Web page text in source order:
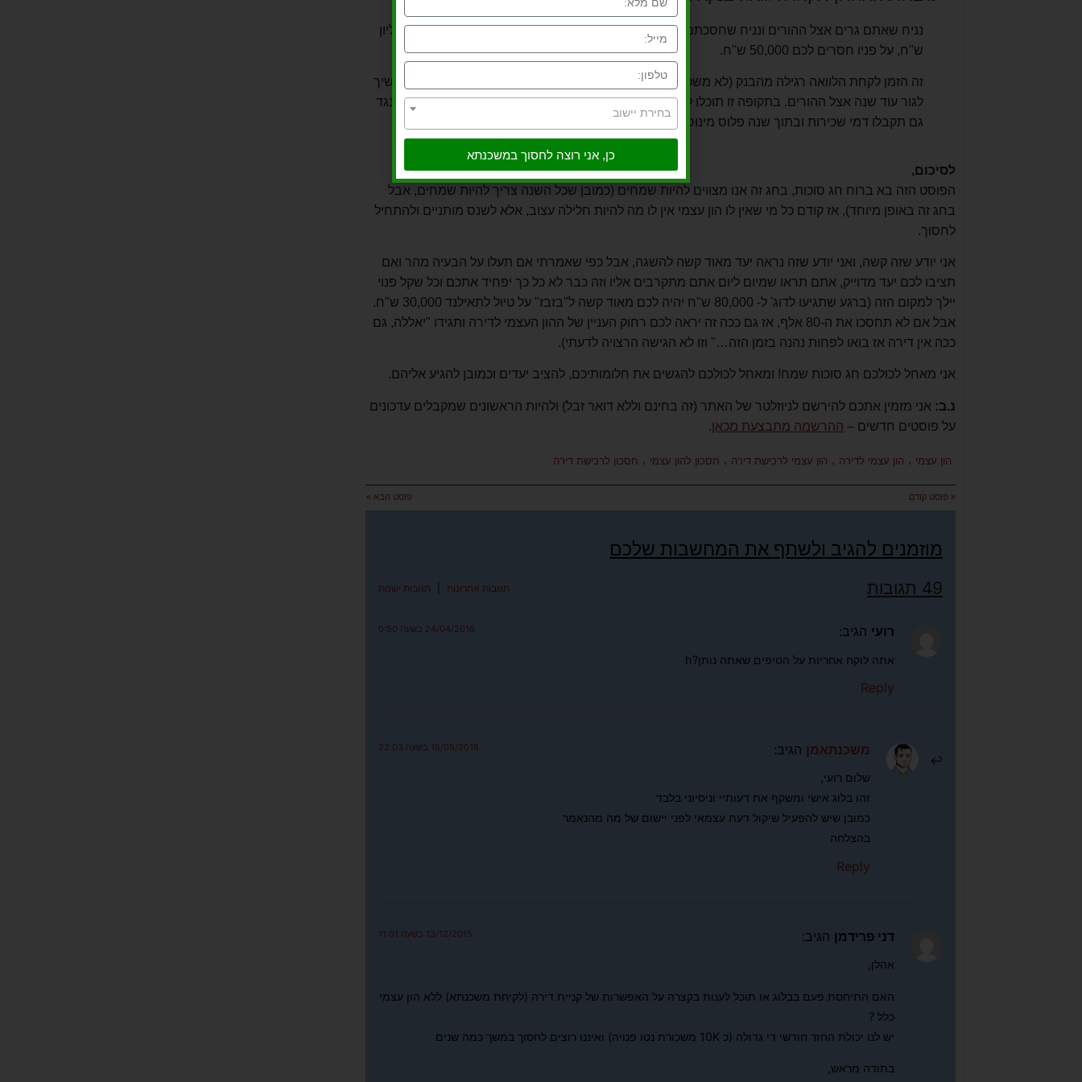
נניח שאתם גרים אצל ההורים ונניח שחסכתם כבר 200,000 ש"ח ונניח שאתם רוצים לרכוש דירה במיליון
ש"ח, על פניו חסרים לכם 50,000 ש"ח.
זה הזמן לקחת הלוואה רגילה מהבנק (לא משכנתא) כדי להשלים את ההון העצמי ל-250,000 ש"ח ולהמשיך
לגור עוד שנה אצל ההורים. בתקופה זו תוכלו לחסוך עוד כמה שקלים, כי אמנם תשלמו משכנתא אבל מנגד
גם תקבלו דמי שכירות ובתוך שנה פלוס מינוס תוכלו להחזיר את ההלוואה שלקחתם.
לסיכום,
הפוסט הזה בא ברוח חג סוכות, בחג זה אנו מצווים להיות שמחים (כמובן שכל השנה צריך להיות שמחים, אבל
בחג זה באופן מיוחד), אז קודם כל מי שאין לו הון עצמי אין לו מה להיות חלילה עצוב, אלא לשנס מותניים ולהתחיל
לחסוך.
אני יודע שזה קשה, ואני יודע שזה נראה יעד מאוד קשה להשגה, אבל כפי שאמרתי אם תעלו על הבעיה מהר ואם
תציבו לכם יעד מדוייק, אתם תראו שמיום ליום אתם מתקרבים אליו וזה כבר לא כל כך יפחיד אתכם וכל שקל פנוי
יילך למקום הזה (ברגע שתגיעו לדוג' ל- 80,000 ש"ח יהיה לכם מאוד קשה ל"בזבז" על טיול לתאילנד 30,000 ש"ח.
אבל אם לא תחסכו את ה-80 אלף, אז גם ככה זה יראה לכם רחוק העניין של ההון העצמי לדירה ותגידו "יאללה, גם
ככה אין דירה אז בואו לפחות נהנה בזמן הזה…" וזו לא הגישה הרצויה לדעתי).
אני מאחל לכולכם חג סוכות שמח! ומאחל לכולכם להגשים את חלומותיכם, להציב יעדים וכמובן להגיע אליהם.
נ.ב: אני מזמין אתכם להירשם לניוזלטר של האתר (זה בחינם וללא דואר זבל) ולהיות הראשונים שמקבלים עדכונים
על פוסטים חדשים – ההרשמה מתבצעת מכאן.
הון עצמי , הון עצמי לדירה , הון עצמי לרכישת דירה , חסכון להון עצמי , חסכון לרכישת דירה
« פוסט קודם פוסט הבא »
מוזמנים להגיב ולשתף את המחשבות שלכם
49 תגובות תגובות אחרונות תגובות ישנות
רועי הגיב: 24/04/2016 בשעה 0:50
אתה לוקח אחריות על הטיפים שאתה נותן?h
Reply
משכנתאמן הגיב: 15/05/2016 בשעה 22:03
שלום רועי,
זהו בלוג אישי ומשקף את דעותיי וניסיוני בלבד
כמובן שיש להפעיל שיקול דעת עצמאי לפני יישום של מה מהנאמר
בהצלחה
Reply
דני פרידמן הגיב: 13/12/2015 בשעה 11:01
אהלן,
האם התיחסת פעם בבלוג או תוכל לענות בקצרה על האפשרות של קניית דירה (לקיחת משכנתא) ללא הון עצמי
כלל ?
יש לנו יכולת החזר חודשי די גדולה (כ 10K משכורת נטו פנויה) ואיננו רוצים לחסוך במשך כמה שנים
בתודה מראש,
בחירת יישוב
כן, אני רוצה לחסוך במשכנתא